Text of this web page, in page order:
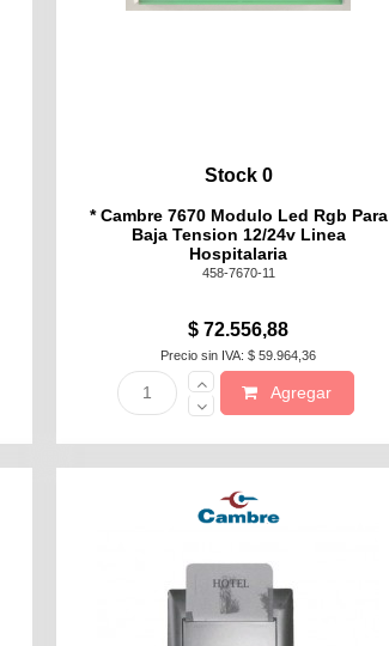
Stock 0
* Cambre 7670 Modulo Led Rgb Para
Baja Tension 12/24v Linea
Hospitalaria
458-7670-11
$ 72.556,88
Precio sin IVA: $ 59.964,36
Agregar